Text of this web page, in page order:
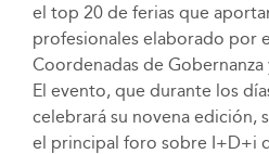
el top 20 de ferias que
profesionales elaborado por
Coordenadas de
El evento, que durante los
celebrará su novena edición,
el principal foro sobre I+D+i